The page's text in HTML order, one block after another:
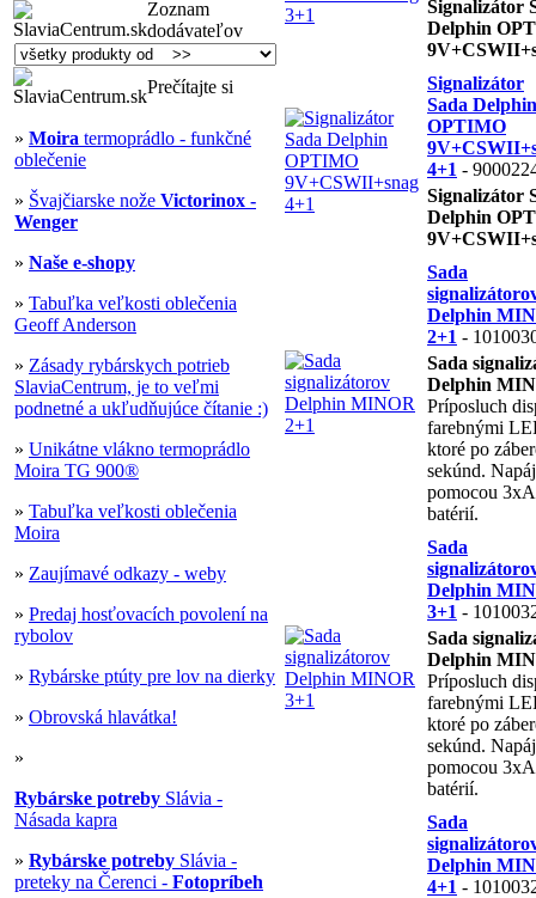
Zoznam
dodávateľov
Prečítajte si
» Moira termoprádlo - funkčné
oblečenie
» Švajčiarske nože Victorinox -
Wenger
» Naše e-shopy
» Tabuľka veľkosti oblečenia
Geoff Anderson
» Zásady rybárskych potrieb
SlaviaCentrum, je to veľmi
podnetné a ukľudňujúce čítanie :)
» Unikátne vlákno termoprádlo
Moira TG 900®
» Tabuľka veľkosti oblečenia
Moira
» Zaujímavé odkazy - weby
» Predaj hosťovacích povolení na
rybolov
» Rybárske ptúty pre lov na dierky
» Obrovská hlavátka!
»
Rybárske potreby Slávia -
Násada kapra
» Rybárske potreby Slávia -
preteky na Čerenci - Fotopríbeh
Signalizátor
Delphin
Signalizátor
Sada Delphin
OPTIMO
4+1 -
Signalizátor
Delphin
Sada
Delphin
2+1 -
Sada
Delphin
Príposluch
farebnými
ktoré po
sekúnd.
pomocou
batérií.
Sada
Delphin
3+1 -
Sada
Delphin
Príposluch
farebnými
ktoré po
sekúnd.
pomocou
batérií.
Sada
Delphin
4+1 -